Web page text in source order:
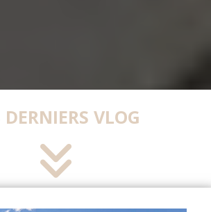
DERNIERS VLOG